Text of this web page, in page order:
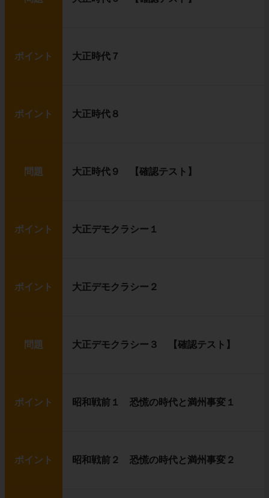
ポイント 大正時代７
ポイント 大正時代８
問題 大正時代９ 【確認テスト】
ポイント 大正デモクラシー１
ポイント 大正デモクラシー２
問題 大正デモクラシー３ 【確認テスト】
ポイント 昭和戦前１ 恐慌の時代と満州事変１
ポイント 昭和戦前２ 恐慌の時代と満州事変２